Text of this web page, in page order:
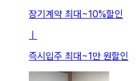
장기계약 최대 ~10%할인
즉시입주 최대 ~1만 원할인